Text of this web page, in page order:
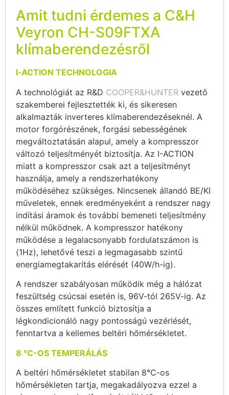
Amit tudni érdemes a C&H
Veyron CH-S09FTXA
klímaberendezésről
I‐ACTION TECHNOLOGIA
A technológiát az R&D COOPER&HUNTER vezető
szakemberei fejlesztették ki, és sikeresen
alkalmazták inverteres klímaberendezéseknél. A
motor forgórészének, forgási sebességének
megváltoztatásán alapul, amely a kompresszor
változó teljesítményét biztosítja. Az I-ACTION
miatt a kompresszor csak azt a teljesítményt
használja, amely a rendszerhatékony
működéséhez szükséges. Nincsenek állandó BE/KI
műveletek, ennek eredményeként a rendszer nagy
indítási áramok és további bemeneti teljesítmény
nélkül működnek. A kompresszor hatékony
működése a legalacsonyabb fordulatszámon is
(1Hz), lehetővé teszi a legmagasabb szintű
energiamegtakarítás elérését (40W/h-ig).
A rendszer szabályosan működik még a hálózat
feszültség csúcsai esetén is, 96V-tól 265V-ig. Az
összes említett funkció biztosítja a
légkondicionáló nagy pontosságú vezérlését,
fenntartva a kellemes beltéri hőmérsékletet.
8 °C-OS TEMPERÁLÁS
A beltéri hőmérsékletet stabilan 8°C-os
hőmérsékleten tartja, megakadályozva ezzel a